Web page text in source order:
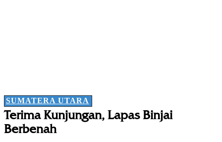
SUMATERA UTARA
Terima Kunjungan, Lapas Binjai
Berbenah